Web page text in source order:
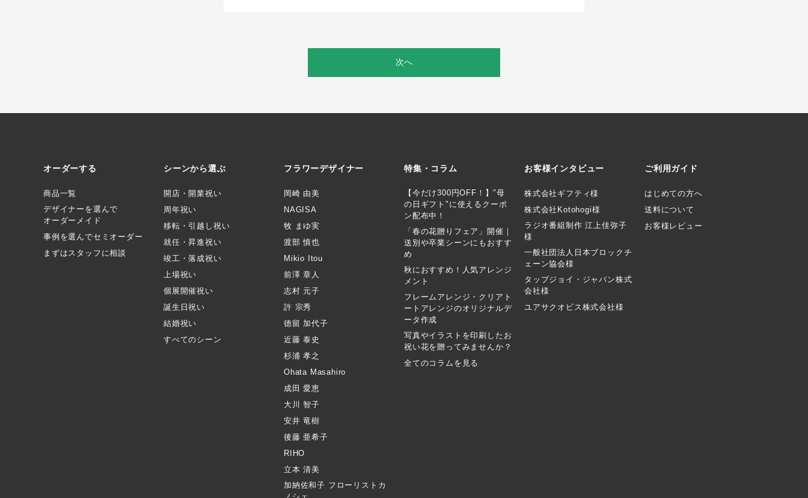
次へ
オーダーする
商品一覧
デザイナーを選んで
オーダーメイド
事例を選んでセミオーダー
まずはスタッフに相談
シーンから選ぶ
開店・開業祝い
周年祝い
移転・引越し祝い
就任・昇進祝い
竣工・落成祝い
上場祝い
個展開催祝い
誕生日祝い
結婚祝い
すべてのシーン
フラワーデザイナー
岡崎 由美
NAGISA
牧 まゆ実
渡部 慎也
Mikio Itou
前澤 章人
志村 元子
許 宗秀
徳留 加代子
近藤 泰史
杉浦 孝之
Ohata Masahiro
成田 愛恵
大川 智子
安井 竜樹
後藤 亜希子
RIHO
立本 清美
加納佐和子 フローリストカ
特集・コラム
【今だけ300円OFF！】"母
の日ギフト"に使えるクーポ
ン配布中！
「春の花贈りフェア」開催｜
送別や卒業シーンにもおすす
め
秋におすすめ！人気アレンジ
メント
フレームアレンジ・クリアト
ートアレンジのオリジナルデ
ータ作成
写真やイラストを印刷したお
祝い花を贈ってみませんか？
全てのコラムを見る
お客様インタビュー
株式会社ギフティ様
株式会社Kotohogi様
ラジオ番組制作 江上佳弥子
様
一般社団法人日本ブロックチ
ェーン協会様
タップジョイ・ジャパン株式
会社様
ユアサクオビス株式会社様
ご利用ガイド
はじめての方へ
送料について
お客様レビュー